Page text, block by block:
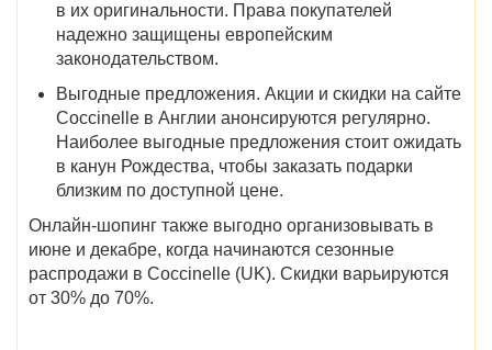
в их оригинальности. Права покупателей
надежно защищены европейским
законодательством.
Выгодные предложения. Акции и скидки на сайте
Coccinelle в Англии анонсируются регулярно.
Наиболее выгодные предложения стоит ожидать
в канун Рождества, чтобы заказать подарки
близким по доступной цене.
Онлайн-шопинг также выгодно организовывать в
июне и декабре, когда начинаются сезонные
распродажи в Coccinelle (UK). Скидки варьируются
от 30% до 70%.